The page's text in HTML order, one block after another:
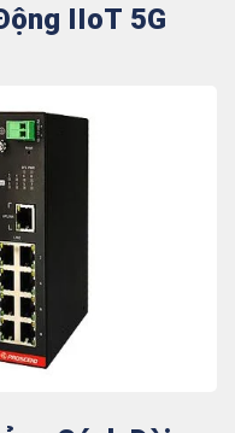
IIoT 5G